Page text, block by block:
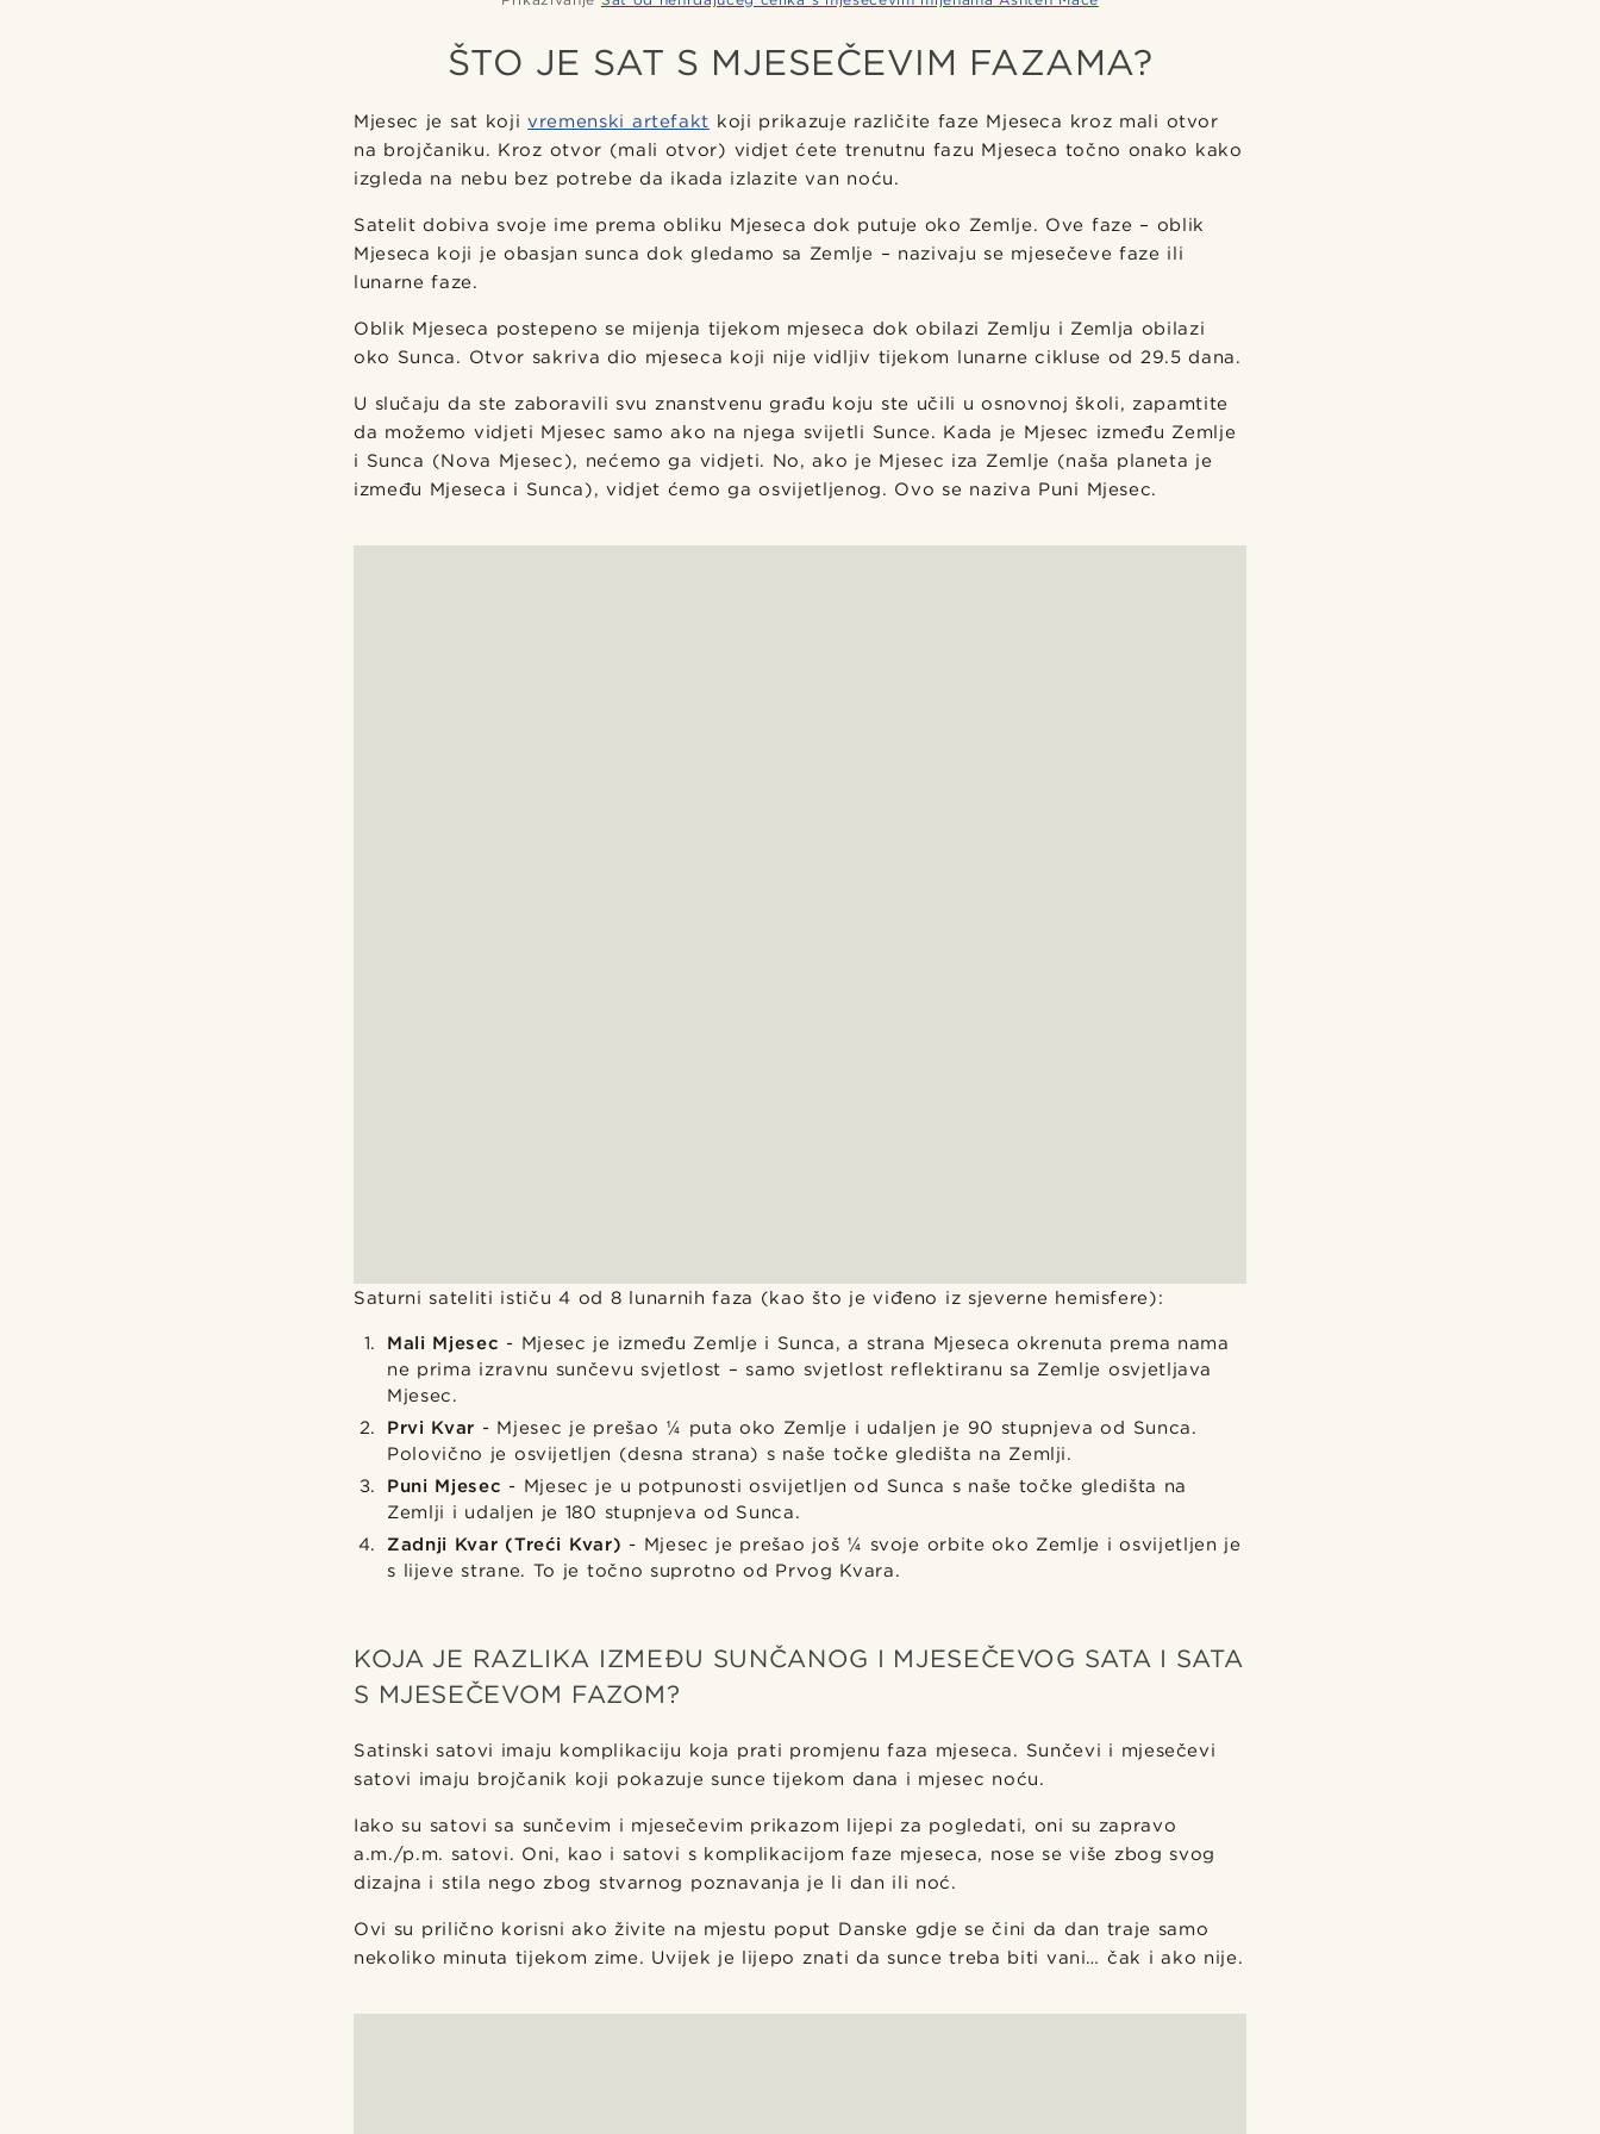
ŠTO JE SAT S MJESEČEVIM FAZAMA?
Mjesec je sat kojivremenski artefakt koji prikazuje različite faze Mjeseca kroz mali otvor
na brojčaniku. Kroz otvor (mali otvor) vidjet ćete trenutnu fazu Mjeseca točno onako kako
izgleda na nebu bez potrebe da ikada izlazite van noću.
Satelit dobiva svoje ime prema obliku Mjeseca dok putuje oko Zemlje. Ove faze – oblik
Mjeseca koji je obasjan sunca dok gledamo sa Zemlje – nazivaju se mjesečeve faze ili
lunarne faze.
Oblik Mjeseca postepeno se mijenja tijekom mjeseca dok obilazi Zemlju i Zemlja obilazi
oko Sunca. Otvor sakriva dio mjeseca koji nije vidljiv tijekom lunarne cikluse od 29.5 dana.
U slučaju da ste zaboravili svu znanstvenu građu koju ste učili u osnovnoj školi, zapamtite
da možemo vidjeti Mjesec samo ako na njega svijetli Sunce. Kada je Mjesec između Zemlje
i Sunca (Nova Mjesec), nećemo ga vidjeti. No, ako je Mjesec iza Zemlje (naša planeta je
između Mjeseca i Sunca), vidjet ćemo ga osvijetljenog. Ovo se naziva Puni Mjesec.
Saturni sateliti ističu 4 od 8 lunarnih faza (kao što je viđeno iz sjeverne hemisfere):
Mali Mjesec - Mjesec je između Zemlje i Sunca, a strana Mjeseca okrenuta prema nama
ne prima izravnu sunčevu svjetlost – samo svjetlost reflektiranu sa Zemlje osvjetljava
Mjesec.
Prvi Kvar - Mjesec je prešao ¼ puta oko Zemlje i udaljen je 90 stupnjeva od Sunca.
Polovično je osvijetljen (desna strana) s naše točke gledišta na Zemlji.
Puni Mjesec - Mjesec je u potpunosti osvijetljen od Sunca s naše točke gledišta na
Zemlji i udaljen je 180 stupnjeva od Sunca.
Zadnji Kvar (Treći Kvar) - Mjesec je prešao još ¼ svoje orbite oko Zemlje i osvijetljen je
s lijeve strane. To je točno suprotno od Prvog Kvara.
KOJA JE RAZLIKA IZMEĐU SUNČANOG I MJESEČEVOG SATA I SATA
S MJESEČEVOM FAZOM?
Satinski satovi imaju komplikaciju koja prati promjenu faza mjeseca. Sunčevi i mjesečevi
satovi imaju brojčanik koji pokazuje sunce tijekom dana i mjesec noću.
Iako su satovi sa sunčevim i mjesečevim prikazom lijepi za pogledati, oni su zapravo
a.m./p.m. satovi. Oni, kao i satovi s komplikacijom faze mjeseca, nose se više zbog svog
dizajna i stila nego zbog stvarnog poznavanja je li dan ili noć.
Ovi su prilično korisni ako živite na mjestu poput Danske gdje se čini da dan traje samo
nekoliko minuta tijekom zime. Uvijek je lijepo znati da sunce treba biti vani… čak i ako nije.